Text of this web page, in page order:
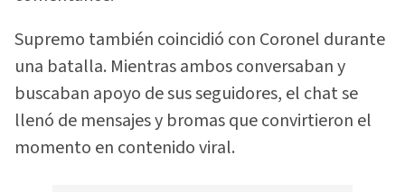
Supremo también coincidió con Coronel durante
una batalla. Mientras ambos conversaban y
buscaban apoyo de sus seguidores, el chat se
llenó de mensajes y bromas que convirtieron el
momento en contenido viral.